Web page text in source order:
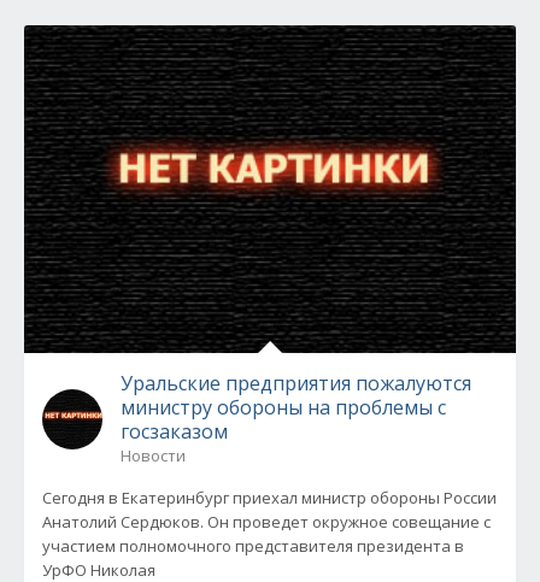
Уральские предприятия пожалуются
министру обороны на проблемы с
госзаказом
Новости
Сегодня в Екатеринбург приехал министр обороны России
Анатолий Сердюков. Он проведет окружное совещание с
участием полномочного представителя президента в
УрФО Николая